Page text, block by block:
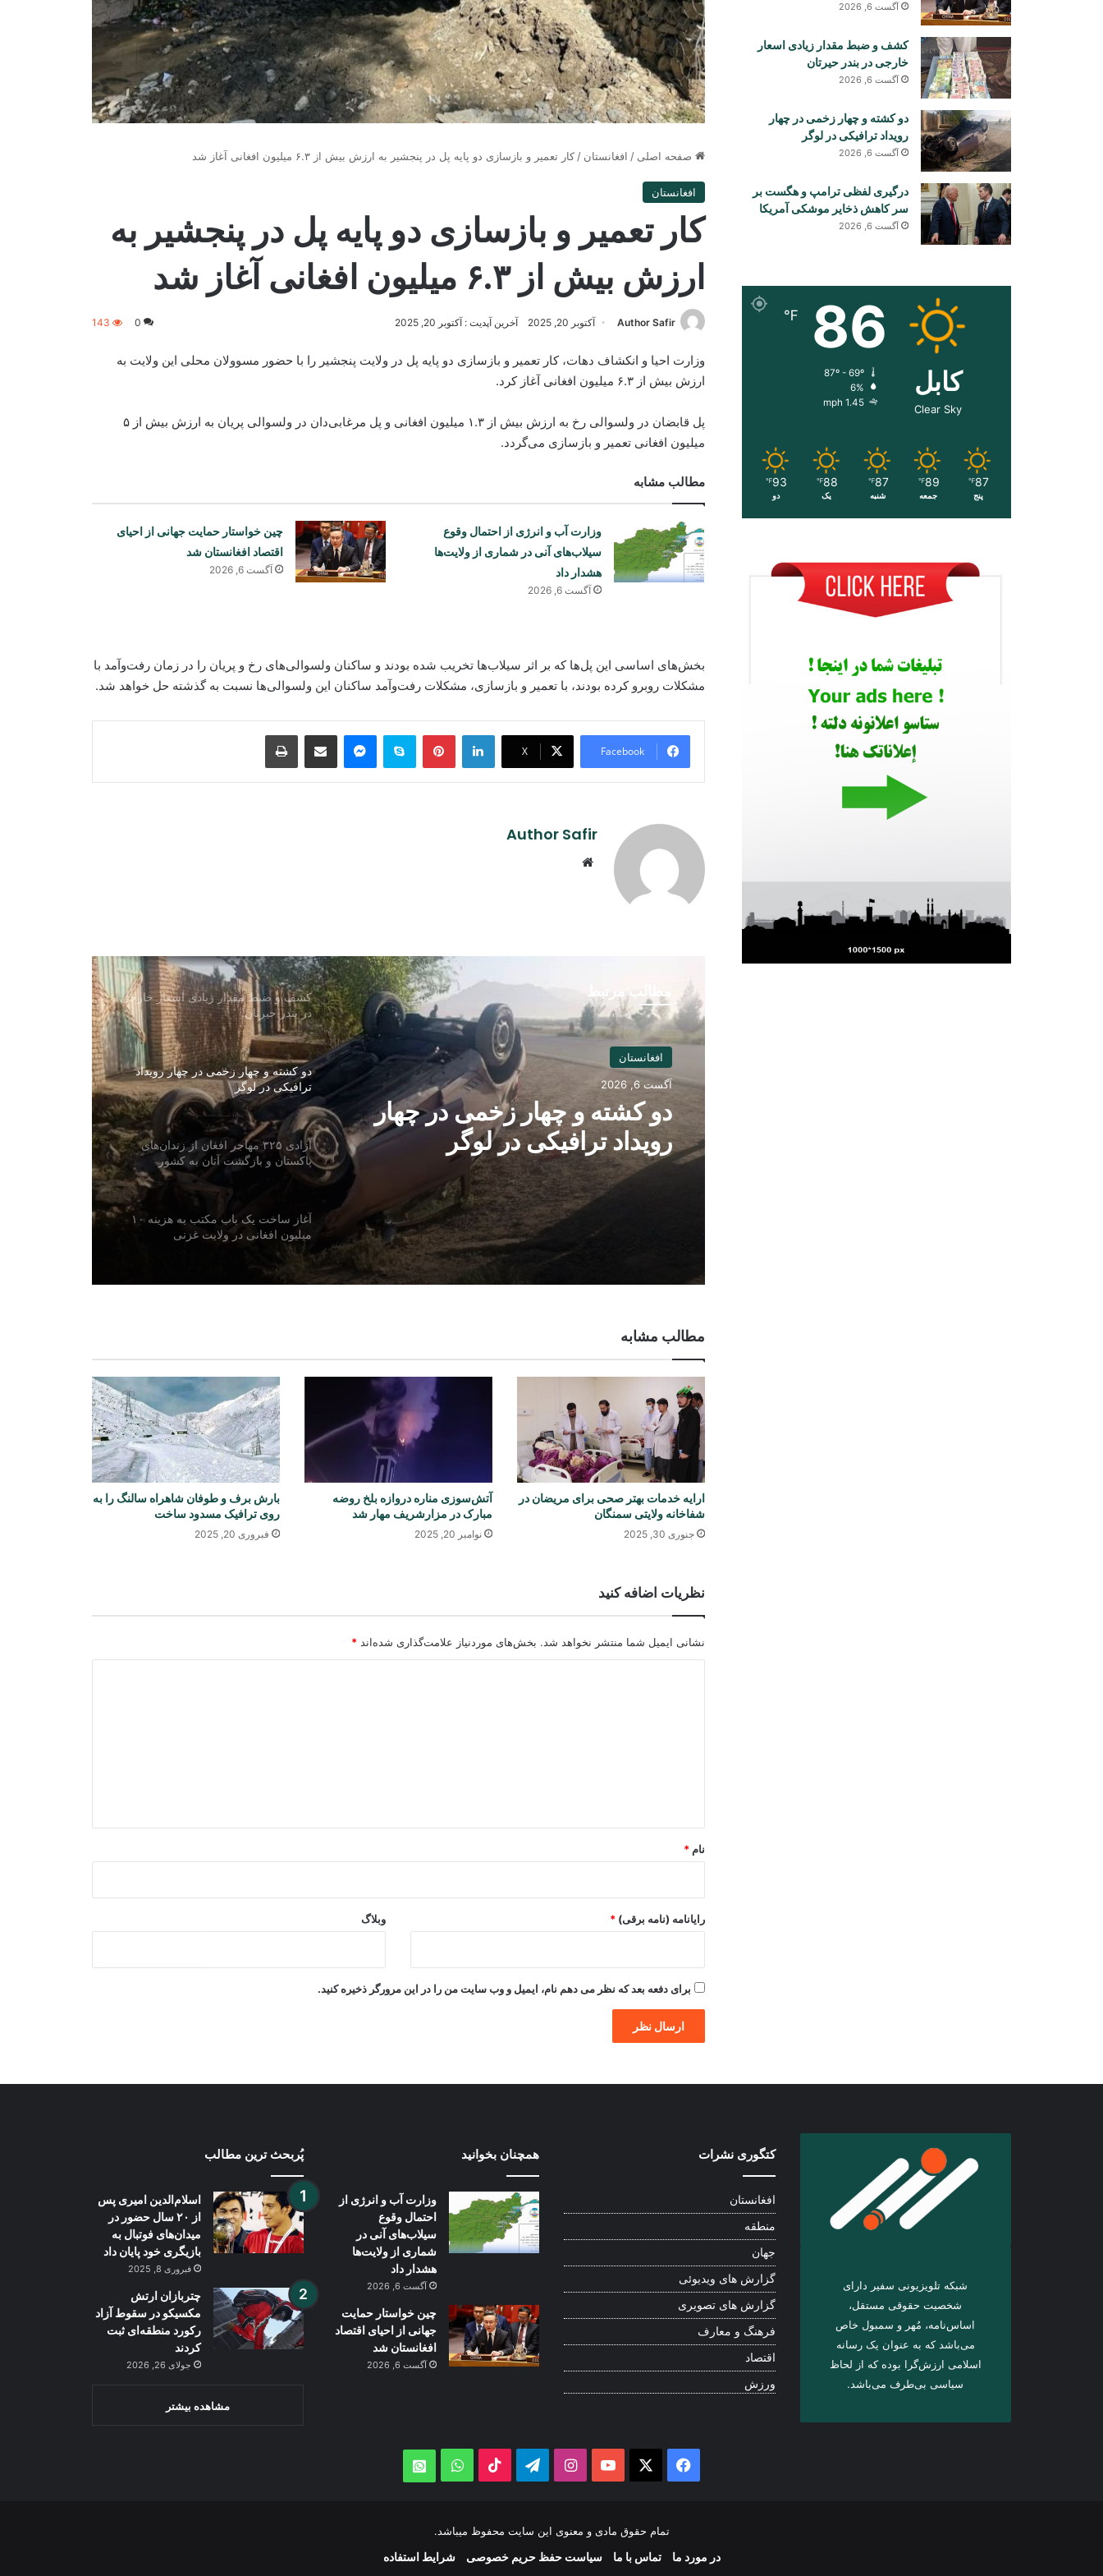
صفحه اصلی / افغانستان / کار تعمیر و بازسازی دو پایه پل در پنجشیر به ارزش بیش از ۶.۳ میلیون افغانی آغاز شد
افغانستان
کار تعمیر و بازسازی دو پایه پل در پنجشیر به
ارزش بیش از ۶.۳ میلیون افغانی آغاز شد
Author Safir آکتوبر 20, 2025 آخرین آپدیت : آکتوبر 20, 2025 0
143
وزارت احیا و انکشاف دهات، کار تعمیر و بازسازی دو پایه پل در ولایت پنجشیر را با حضور مسوولان محلی این ولایت به
ارزش بیش از ۶.۳ میلیون افغانی آغاز کرد.
پل قابضان در ولسوالی رخ به ارزش بیش از ۱.۳ میلیون افغانی و پل مرغابی‌دان در ولسوالی پریان به ارزش بیش از ۵
میلیون افغانی تعمیر و بازسازی می‌گردد.
مطالب مشابه
وزارت آب و انرژی از احتمال وقوع
سیلاب‌های آنی در شماری از ولایت‌ها
هشدار داد
آگست 6, 2026
چین خواستار حمایت جهانی از احیای
اقتصاد افغانستان شد
آگست 6, 2026
بخش‌های اساسی این پل‌ها که بر اثر سیلاب‌ها تخریب شده بودند و ساکنان ولسوالی‌های رخ و پریان را در زمان رفت‌وآمد با
مشکلات روبرو کرده بودند، با تعمیر و بازسازی، مشکلات رفت‌وآمد ساکنان این ولسوالی‌ها نسبت به گذشته حل خواهد شد.
Facebook
X
LinkedIn
Pinterest
Skype
Messenger
Share via Email
Print
Author Safir
مطالب مرتبط
افغانستان
آگست 6, 2026
دو کشته و چهار زخمی در چهار
رویداد ترافیکی در لوگر
اوچا: افغانستان همچنان با یکی از
هند: اظهارات سخن‌گوی اردوی پاکستان
است
کشف و ضبط مقدار زیادی اسعار خارجی
در بندر حیرتان
دو کشته و چهار زخمی در چهار رویداد
ترافیکی در لوگر
آزادی ۳۲۵ مهاجر افغان از زندان‌های
پاکستان و بازگشت آنان به کشور
آغاز ساخت یک باب مکتب به هزینه ۱۰
میلیون افغانی در ولایت غزنی
برگزار شد؛ بررسی طرح‌های رهایشی و
تجارتی
اوچا: افغانستان همچنان با یکی از
بزرگ‌ترین بحران‌های بشردوستانه جهان
روبه‌رو است
هند: اظهارات سخن‌گوی اردوی پاکستان
نشان‌دهنده نگرانی اسلام‌آباد از روابط
سازمان ملل: تصمیم درباره کرسی
ترافیکی در لوگر
پاکستان و بازگشت آنان به کشور
مطالب مشابه
ارایه خدمات بهتر صحی برای مریضان در
شفاخانه ولایتی سمنگان
جنوری 30, 2025
آتش‌سوزی مناره دروازه بلخ روضه
مبارک در مزارشریف مهار شد
نوامبر 20, 2025
بارش برف و طوفان شاهراه سالنگ را به
روی ترافیک مسدود ساخت
فبروری 20, 2025
نظریات اضافه کنید
نشانی ایمیل شما منتشر نخواهد شد. بخش‌های موردنیاز علامت‌گذاری شده‌اند *
نام *
رایانامه (نامه برقی) * وبلاگ
برای دفعه بعد که نظر می دهم نام، ایمیل و وب سایت من را در این مرورگر ذخیره کنید.
آگست 6, 2026
کشف و ضبط مقدار زیادی اسعار
خارجی در بندر حیرتان
آگست 6, 2026
دو کشته و چهار زخمی در چهار
رویداد ترافیکی در لوگر
آگست 6, 2026
درگیری لفظی ترامپ و هگست بر
سر کاهش ذخایر موشکی آمریکا
آگست 6, 2026
کابل
Clear Sky
86
℉
6%
1.45 mph
87
℉
پنج
89
℉
جمعه
87
℉
شنبه
88
℉
یک
93
℉
دو
شبکه تلویزیونی سفیر دارای
شخصیت حقوقی مستقل،
اساس‌نامه، مُهر و سمبول خاص
می‌باشد که به عنوان یک رسانه
اسلامی ارزش‌گرا بوده که از لحاظ
سیاسی بی‌طرف می‌باشد.
کتگوری نشرات
افغانستان
منطقه
جهان
گزارش های ویدیوئی
گزارش های تصویری
فرهنگ و معارف
اقتصاد
ورزش
همچنان بخوانید
وزارت آب و انرژی از
احتمال وقوع
سیلاب‌های آنی در
شماری از ولایت‌ها
هشدار داد
آگست 6, 2026
چین خواستار حمایت
جهانی از احیای اقتصاد
افغانستان شد
آگست 6, 2026
پُربحث ترین مطالب
اسلام‌الدین امیری پس
از ۲۰ سال حضور در
میدان‌های فوتبال به
بازیگری خود پایان داد
فبروری 8, 2025
چتربازان ارتش
مکسیکو در سقوط آزاد
رکورد منطقه‌ای ثبت
کردند
جولای 26, 2026
مشاهده بیشتر
Facebook
YouTube
Instagram
Telegram
TikTok
WhatsApp
WhatsApp
تمام حقوق مادی و معنوی این سایت محفوظ میباشد.
در مورد ما تماس با ما سیاست حفظ حریم خصوصی شرایط استفاده